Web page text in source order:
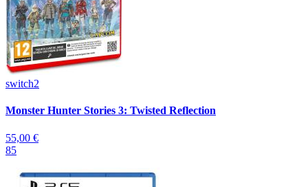
switch2
Monster Hunter Stories 3: Twisted Reflection
55,00 €
85